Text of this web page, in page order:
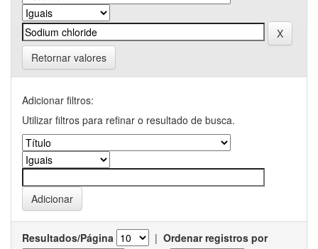
Retornar valores
Adicionar filtros:
Utilizar filtros para refinar o resultado de busca.
Resultados/Página | Ordenar registros por